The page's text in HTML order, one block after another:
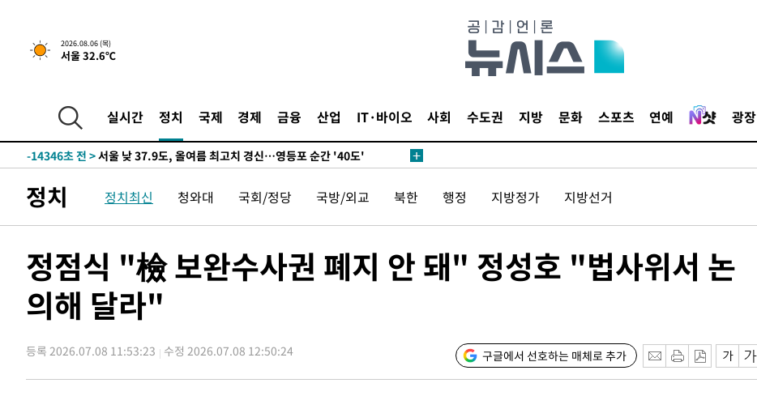
2026.08.06 (목)
서울 32.6℃
실시간 정치 국제 경제 금융 산업 IT·바이오 사회 수도권 지방 문화 스포츠 연예 광장
-15058초 전 >'낮 최고 39도' 불볕더위…한밤 열대야도 계속[내일날씨]
-15017초 전 >[속보]7~9일 프로야구 3연전도 폭염 취소…11일 재개
-14506초 전 >
'월드컵 탈락 후폭풍' 축구협회…초유의 압수수색에 '충격·당황'
-14346초 전 >
-13908초 전 >[속보]종합특검, 대검 추가 압수수색…내란 중요임무종사 혐의
-9933초 전 >
[속보]코스피, 301.88포인트(4.58%) 내린 6296.38 마감
-9798초 전 >[속보]원·달러 환율, 0.7원 내린 1423.8원 마감
-4442초 전 >손흥민, 5경기 연속골 실패…LAFC는 승부차기 끝 과달라하라 격파
49분 전 >내일까지 39도 '펄펄'…기상청 "태풍 지나며 폭염 잠시 꺾인다"
55분 전 >트럼프, 한국계 진보 주지사 후보 맹공…"공산주의가 최대 위협"
1시간 전 >[속보]산업장관 "李정부, 원전 반대 안해…안정 전력 위해 불가피"
2시간 전 >[속보]경찰, '홍명보 선임 논란' 대한축구협회·축구회관 등 압수수색
정치 정치최신 청와대 국회/정당 국방/외교 북한 행정 지방정가 지방선거
정점식 "檢 보완수사권 폐지 안 돼" 정성호 "법사위서 논
의해 달라"
등록 2026.07.08 11:53:23 수정 2026.07.08 12:50:24 구글에서 선호하는 매체로 추가